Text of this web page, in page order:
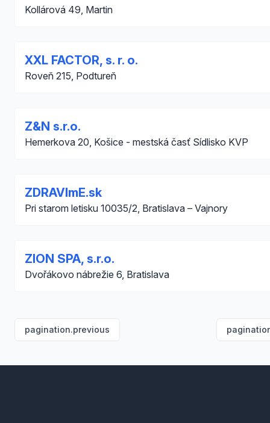
Kollárová 49, Martin
XXL FACTOR, s. r. o.
Roveň 215, Podtureň
Z&N s.r.o.
Hemerkova 20, Košice - mestská časť Sídlisko KVP
ZDRAVImE.sk
Pri starom letisku 10035/2, Bratislava – Vajnory
ZION SPA, s.r.o.
Dvořákovo nábrežie 6, Bratislava
pagination.previous